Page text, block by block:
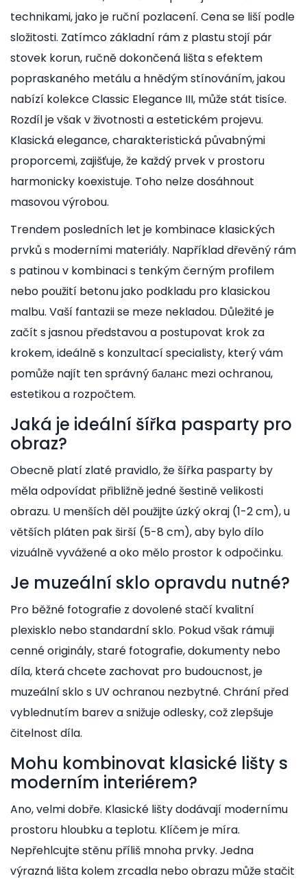
technikami, jako je ruční pozlacení. Cena se liší podle
složitosti. Zatímco základní rám z plastu stojí pár
stovek korun, ručně dokončená lišta s efektem
popraskaného metálu a hnědým stínováním, jakou
nabízí kolekce Classic Elegance III, může stát tisíce.
Rozdíl je však v životnosti a estetickém projevu.
Klasická elegance, charakteristická půvabnými
proporcemi, zajišťuje, že každý prvek v prostoru
harmonicky koexistuje. Toho nelze dosáhnout
masovou výrobou.
Trendem posledních let je kombinace klasických
prvků s moderními materiály. Například dřevěný rám
s patinou v kombinaci s tenkým černým profilem
nebo použití betonu jako podkladu pro klasickou
malbu. Vaší fantazii se meze nekladou. Důležité je
začít s jasnou představou a postupovat krok za
krokem, ideálně s konzultací specialisty, který vám
pomůže najít ten správný баланс mezi ochranou,
estetikou a rozpočtem.
Jaká je ideální šířka pasparty pro
obraz?
Obecně platí zlaté pravidlo, že šířka pasparty by
měla odpovídat přibližně jedné šestině velikosti
obrazu. U menších děl použijte úzký okraj (1-2 cm), u
větších pláten pak širší (5-8 cm), aby bylo dílo
vizuálně vyvážené a oko mělo prostor k odpočinku.
Je muzeální sklo opravdu nutné?
Pro běžné fotografie z dovolené stačí kvalitní
plexisklo nebo standardní sklo. Pokud však rámuji
cenné originály, staré fotografie, dokumenty nebo
díla, která chcete zachovat pro budoucnost, je
muzeální sklo s UV ochranou nezbytné. Chrání před
vyblednutím barev a snižuje odlesky, což zlepšuje
čitelnost díla.
Mohu kombinovat klasické lišty s
moderním interiérem?
Ano, velmi dobře. Klasické lišty dodávají modernímu
prostoru hloubku a teplotu. Klíčem je míra.
Nepřehlcujte stěnu příliš mnoha prvky. Jedna
výrazná lišta kolem zrcadla nebo obrazu může stačit